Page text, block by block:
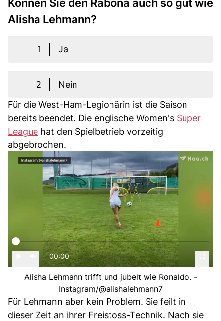
Können Sie den Rabona auch so gut wie
Alisha Lehmann?
1 Ja
2
Nein
Für die West-Ham-Legionärin ist die Saison
bereits beendet. Die englische Women's Super
League hat den Spielbetrieb vorzeitig
abgebrochen.
00:00
Alisha Lehmann trifft und jubelt wie Ronaldo. -
Instagram/@alishalehmann7
Für Lehmann aber kein Problem. Sie feilt in
dieser Zeit an ihrer Freistoss-Technik. Nach sie